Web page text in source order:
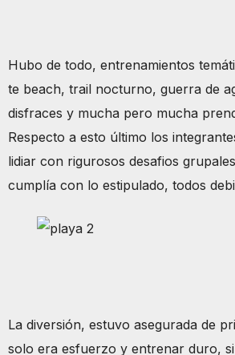
Hubo de todo, entrenamientos
te beach, trail nocturno, guerra de
disfraces y mucha pero
Respecto a esto último los
lidiar con rigurosos desafios
cumplía con lo estipulado, todos
La diversión, estuvo asegurada de
solo era esfuerzo y entrenar duro,